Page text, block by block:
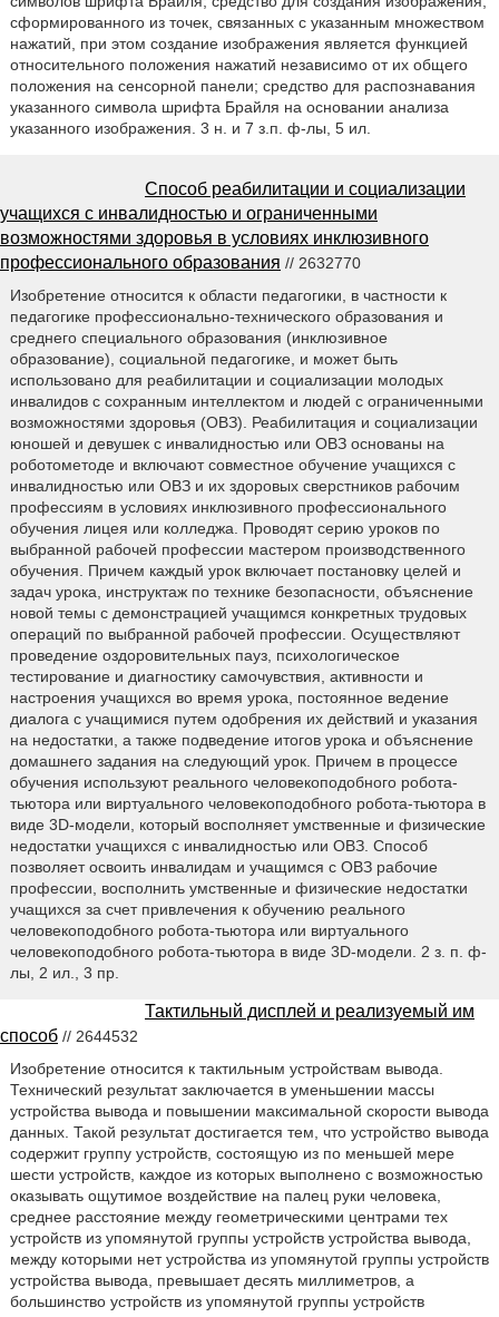
сформированного из точек, связанных с указанным множеством
нажатий, при этом создание изображения является функцией
относительного положения нажатий независимо от их общего
положения на сенсорной панели; средство для распознавания
указанного символа шрифта Брайля на основании анализа
указанного изображения. 3 н. и 7 з.п. ф-лы, 5 ил.
Способ реабилитации и социализации
учащихся с инвалидностью и ограниченными
возможностями здоровья в условиях инклюзивного
профессионального образования // 2632770
Изобретение относится к области педагогики, в частности к
педагогике профессионально-технического образования и
среднего специального образования (инклюзивное
образование), социальной педагогике, и может быть
использовано для реабилитации и социализации молодых
инвалидов с сохранным интеллектом и людей с ограниченными
возможностями здоровья (ОВЗ). Реабилитация и социализации
юношей и девушек с инвалидностью или ОВЗ основаны на
роботометоде и включают совместное обучение учащихся с
инвалидностью или ОВЗ и их здоровых сверстников рабочим
профессиям в условиях инклюзивного профессионального
обучения лицея или колледжа. Проводят серию уроков по
выбранной рабочей профессии мастером производственного
обучения. Причем каждый урок включает постановку целей и
задач урока, инструктаж по технике безопасности, объяснение
новой темы с демонстрацией учащимся конкретных трудовых
операций по выбранной рабочей профессии. Осуществляют
проведение оздоровительных пауз, психологическое
тестирование и диагностику самочувствия, активности и
настроения учащихся во время урока, постоянное ведение
диалога с учащимися путем одобрения их действий и указания
на недостатки, а также подведение итогов урока и объяснение
домашнего задания на следующий урок. Причем в процессе
обучения используют реального человекоподобного робота-
тьютора или виртуального человекоподобного робота-тьютора в
виде 3D-модели, который восполняет умственные и физические
недостатки учащихся с инвалидностью или ОВЗ. Способ
позволяет освоить инвалидам и учащимся с ОВЗ рабочие
профессии, восполнить умственные и физические недостатки
учащихся за счет привлечения к обучению реального
человекоподобного робота-тьютора или виртуального
человекоподобного робота-тьютора в виде 3D-модели. 2 з. п. ф-
лы, 2 ил., 3 пр.
Тактильный дисплей и реализуемый им
способ // 2644532
Изобретение относится к тактильным устройствам вывода.
Технический результат заключается в уменьшении массы
устройства вывода и повышении максимальной скорости вывода
данных. Такой результат достигается тем, что устройство вывода
содержит группу устройств, состоящую из по меньшей мере
шести устройств, каждое из которых выполнено с возможностью
оказывать ощутимое воздействие на палец руки человека,
среднее расстояние между геометрическими центрами тех
устройств из упомянутой группы устройств устройства вывода,
между которыми нет устройства из упомянутой группы устройств
устройства вывода, превышает десять миллиметров, а
большинство устройств из упомянутой группы устройств